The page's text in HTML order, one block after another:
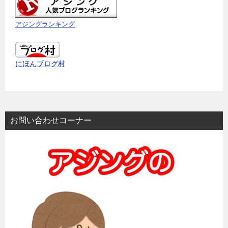
アジングランキング
にほんブログ村
お問い合わせコーナー